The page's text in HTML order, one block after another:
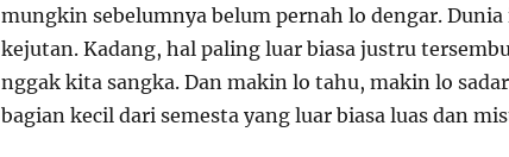
mungkin sebelumnya belum pernah lo dengar.
kejutan. Kadang, hal paling luar biasa justru
nggak kita sangka. Dan makin lo tahu, makin lo
bagian kecil dari semesta yang luar biasa luas dan